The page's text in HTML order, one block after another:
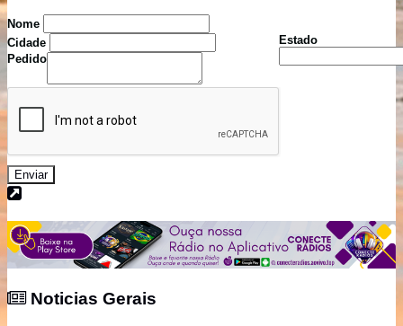
Nome
Cidade
Estado
Pedido
Enviar
Noticias Gerais